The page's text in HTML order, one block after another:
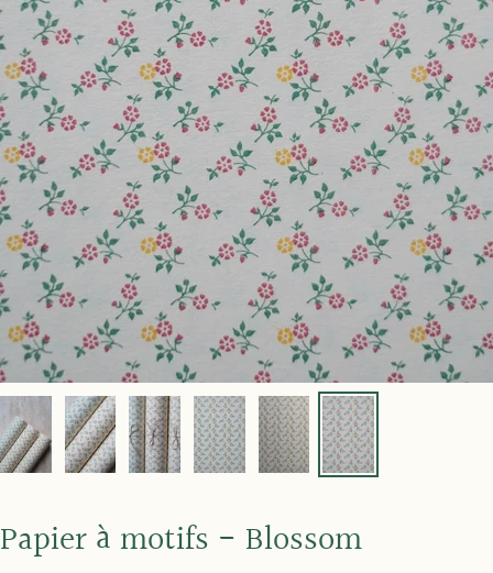
Papier à motifs - Blossom